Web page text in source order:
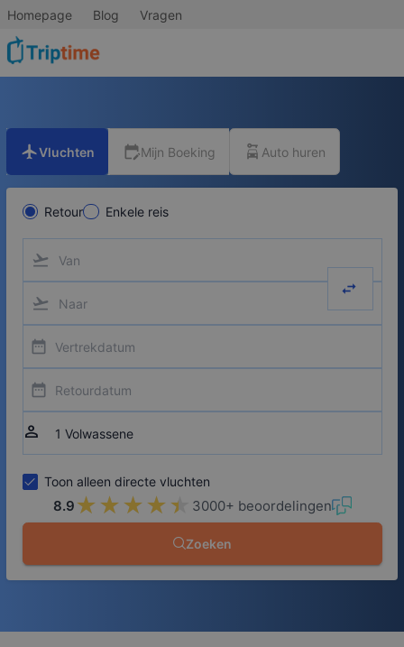
Homepage Blog Vragen
flightVluchten edit_calendarMijn Boeking car_rental Auto huren
Retour Enkele reis
flight_takeoff
flight_takeoff
date_range
date_range
person
Toon alleen directe vluchten
8.9 ★★★★★
★★★★★ 3000+ beoordelingen
Zoeken